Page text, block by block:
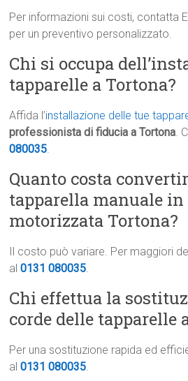
Per informazioni sui costi, contatta
per un preventivo personalizzato.
Chi si occupa
tapparelle a Tortona?
Affida l’installazione delle tue
professionista di fiducia a Tortona.
080035.
Quanto costa
tapparella manuale
motorizzata Tortona?
Il costo può variare. Per maggiori
al0131 080035.
Chi effettua la
corde delle tapparelle
Per una sostituzione rapida ed
al0131 080035.